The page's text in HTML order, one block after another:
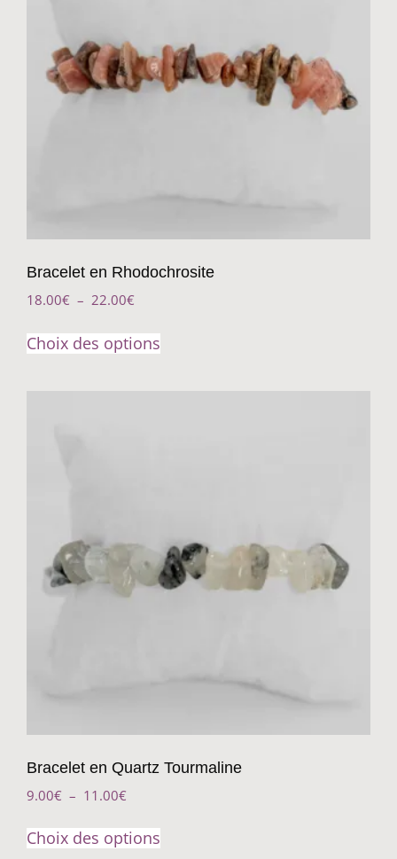
Bracelet en Rhodochrosite
18.00€ – 22.00€
Choix des options
Bracelet en Quartz Tourmaline
9.00€ – 11.00€
Choix des options